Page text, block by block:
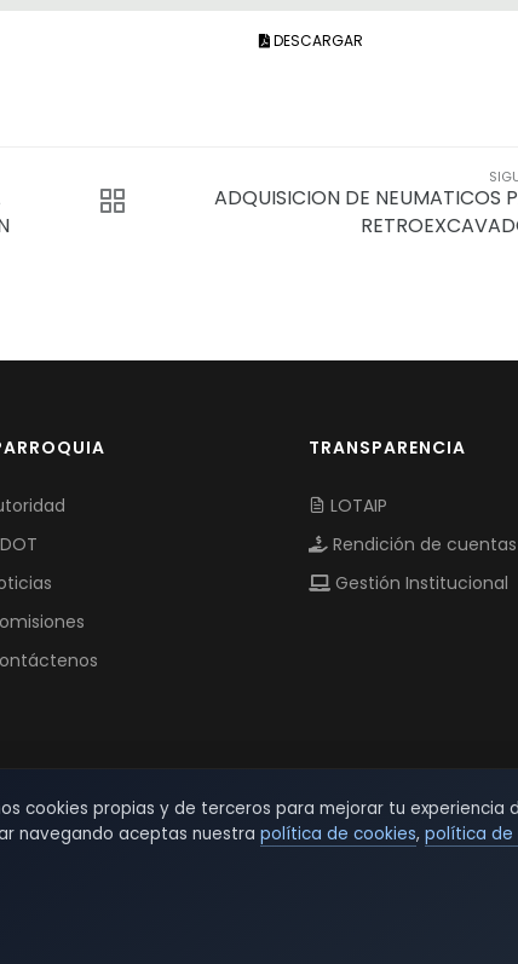
DESCARGAR
ADQUISICION DE NEUMATICOS
TRANSPARENCIA
LOTAIP
Rendición de cuentas
Gestión Institucional
cookies propias y de terceros para mejorar tu experiencia
navegando aceptas nuestra política de cookies, política de